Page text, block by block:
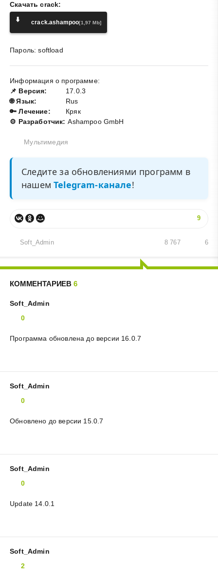
Скачать crack:
⬇️
crack.ashampoo[1,97 Mb]
Пароль: softload
Информация о программе:
📌 Версия:
17.0.3
🌐 Язык:
Rus
🔑 Лечение:
Кряк
⚙️ Разработчик: Ashampoo GmbH
Мультимедия
Следите за обновлениями программ в
нашемTelegram-канале!
9
Soft_Admin 6
8 767
КОММЕНТАРИЕВ 6
Soft_Admin
0
Программа обновлена до версии 16.0.7
Soft_Admin
0
Обновлено до версии 15.0.7
Soft_Admin
0
Update 14.0.1
Soft_Admin
2